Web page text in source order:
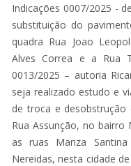
Indicações 0007/2025 -
substituição do
quadra Rua Joao
Alves Correa e a Rua
0013/2025 – autoria
seja realizado estudo e
de troca e
Rua Assunção, no
as ruas Mariza
Nereidas, nesta cidade